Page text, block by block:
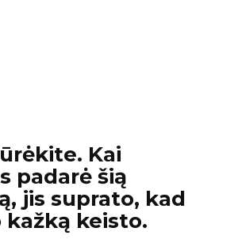
Kai
padarė šią
jis suprato, kad
kažką keisto.